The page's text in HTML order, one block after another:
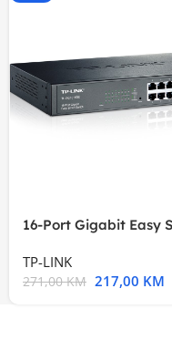
16-Port Gigabit Easy
TP-LINK
271,00KM 217,00 KM